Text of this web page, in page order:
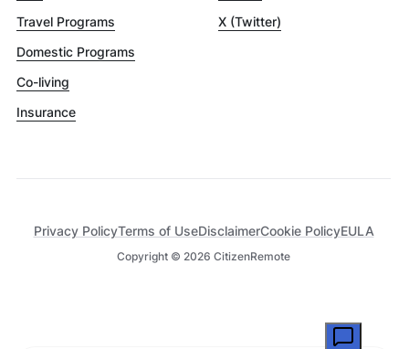
Travel Programs
Domestic Programs
Co-living
Insurance
X (Twitter)
Copyright © 2026 CitizenRemote
Privacy PolicyTerms of UseDisclaimerCookie PolicyEULA